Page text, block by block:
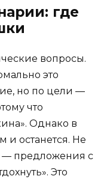
где
вопросы.
это
но по цели —
что
Однако в
и останется. Не
— предложения с
Это